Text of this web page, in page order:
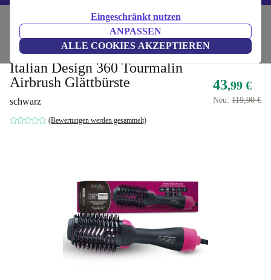
Eingeschränkt nutzen
ANPASSEN
ALLE COOKIES AKZEPTIEREN
Gesundheit & Beauty Körperpflege
Direkt vom Hersteller
Italian Design 360 Tourmalin
Airbrush Glättbürste
schwarz
(Bewertungen werden gesammelt)
43,99 €
Neu: 119,90 €